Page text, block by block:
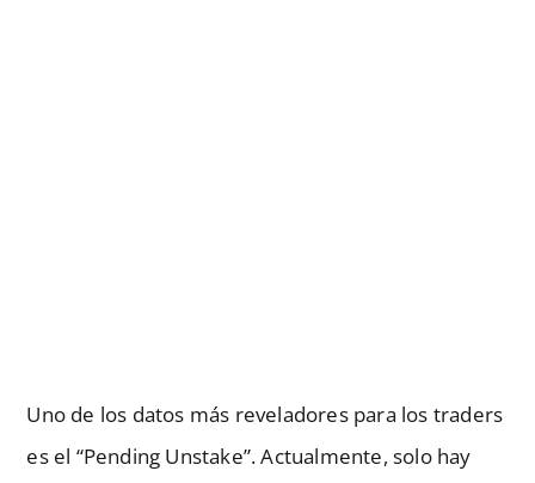
Uno de los datos más reveladores para los traders
es el “Pending Unstake”. Actualmente, solo hay